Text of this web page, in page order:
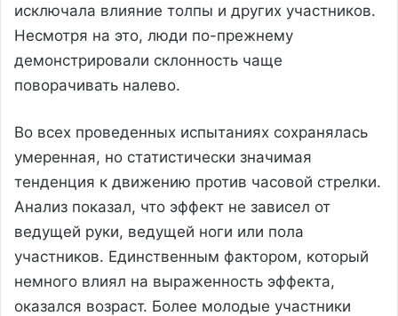
исключала влияние толпы и других участников.
Несмотря на это, люди по-прежнему
демонстрировали склонность чаще
поворачивать налево.
Во всех проведенных испытаниях сохранялась
умеренная, но статистически значимая
тенденция к движению против часовой стрелки.
Анализ показал, что эффект не зависел от
ведущей руки, ведущей ноги или пола
участников. Единственным фактором, который
немного влиял на выраженность эффекта,
оказался возраст. Более молодые участники